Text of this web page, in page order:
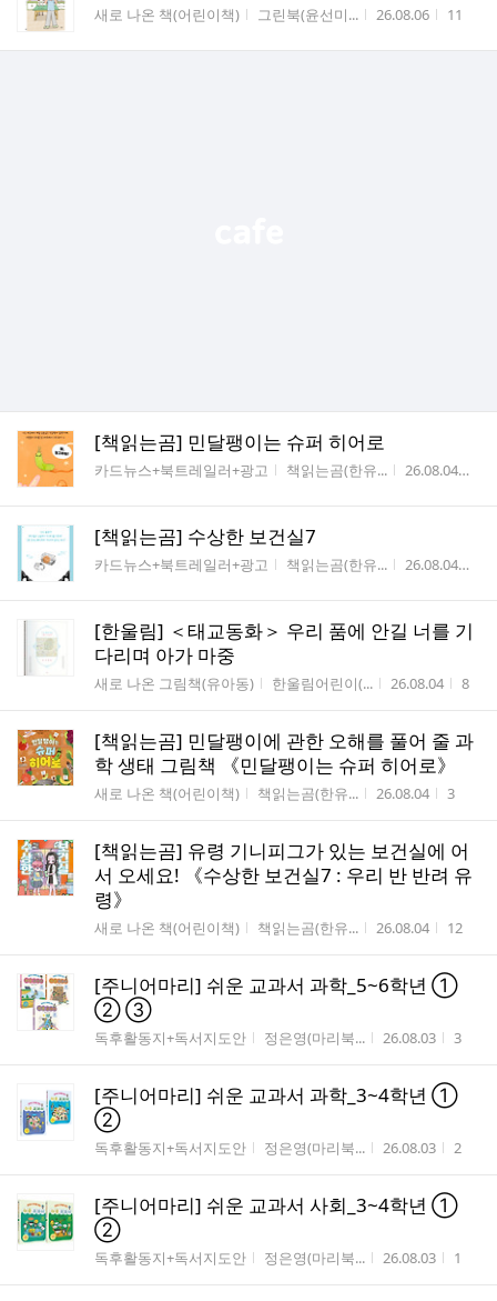
게시판명
새로 나온 책(어린이책) 작성자
그린북(윤선미... 작성시간
26.08.06 조회수
11
[책읽는곰] 민달팽이는 슈퍼 히어로
게시판명
카드뉴스+북트레일러+광고 작성자
책읽는곰(한유... 작성시간
26.08.04
[책읽는곰] 수상한 보건실7
게시판명
카드뉴스+북트레일러+광고 작성자
책읽는곰(한유... 작성시간
26.08.04
[한울림] ＜태교동화＞ 우리 품에 안길 너를 기
다리며 아가 마중
게시판명
새로 나온 그림책(유아동) 작성자
한울림어린이(... 작성시간
26.08.04 조회
8
[책읽는곰] 민달팽이에 관한 오해를 풀어 줄 과
학 생태 그림책 《민달팽이는 슈퍼 히어로》
게시판명
새로 나온 책(어린이책) 작성자
책읽는곰(한유... 작성시간
26.08.04 조회수
3
[책읽는곰] 유령 기니피그가 있는 보건실에 어
서 오세요! 《수상한 보건실7 : 우리 반 반려 유
령》
게시판명
새로 나온 책(어린이책) 작성자
책읽는곰(한유... 작성시간
26.08.04 조회수
12
[주니어마리] 쉬운 교과서 과학_5~6학년 ①
② ③
게시판명
독후활동지+독서지도안 작성자
정은영(마리북... 작성시간
26.08.03 조회수
3
[주니어마리] 쉬운 교과서 과학_3~4학년 ①
②
게시판명
독후활동지+독서지도안 작성자
정은영(마리북... 작성시간
26.08.03 조회수
2
[주니어마리] 쉬운 교과서 사회_3~4학년 ①
②
게시판명
독후활동지+독서지도안 작성자
정은영(마리북... 작성시간
26.08.03 조회수
1